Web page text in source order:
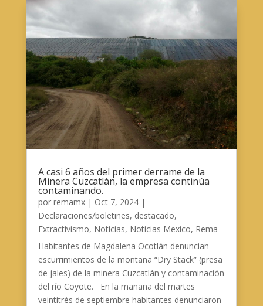
A casi 6 años del primer derrame de la
Minera Cuzcatlán, la empresa continúa
contaminando.
por remamx| Oct 7, 2024|
Declaraciones/boletines, destacado,
Extractivismo, Noticias, Noticias Mexico, Rema
Habitantes de Magdalena Ocotlán denuncian
escurrimientos de la montaña “Dry Stack” (presa
de jales) de la minera Cuzcatlán y contaminación
del río Coyote. En la mañana del martes
veintitrés de septiembre habitantes denunciaron